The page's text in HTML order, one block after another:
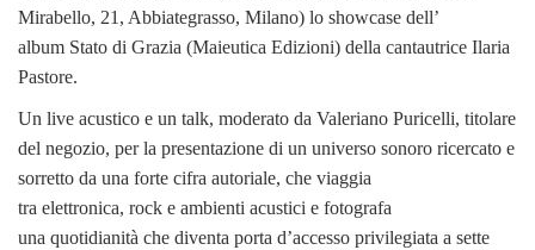
Mirabello, 21, Abbiategrasso, Milano) lo showcase dell’
album Stato di Grazia (Maieutica Edizioni) della cantautrice Ilaria
Pastore.
Un live acustico e un talk, moderato da Valeriano Puricelli, titolare
del negozio, per la presentazione di un universo sonoro ricercato e
sorretto da una forte cifra autoriale, che viaggia
tra elettronica, rock e ambienti acustici e fotografa
una quotidianità che diventa porta d’accesso privilegiata a sette